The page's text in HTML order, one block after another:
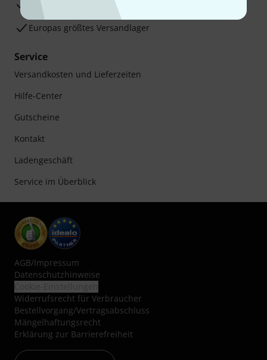
Zufriedenheitsgarantie
Europas größtes Versandlager
Service
Versandkosten und Lieferzeiten
Hilfe-Center
Gutscheine
Kontakt
Ladengeschäft
Service im Überblick
AGB/Impressum
Datenschutzhinweise
Widerrufsrecht für Verbraucher
Bestellvorgang/Vertragsabschluss
Mängelhaftungsrecht
Erklärung zur Barrierefreiheit